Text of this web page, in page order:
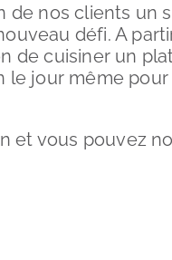
de nos clients un
défi. A
de cuisiner un
le jour même
et vous pouvez